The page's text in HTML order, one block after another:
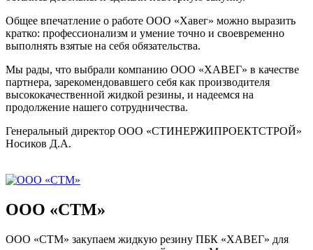
Общее впечатление о работе ООО «Хавег» можно выразить
кратко: профессионализм и умение точно и своевременно
выполнять взятые на себя обязательства.
Мы рады, что выбрали компанию ООО «ХАВЕГ» в качестве
партнера, зарекомендовавшего себя как производителя
высококачественной жидкой резины, и надеемся на
продолжение нашего сотрудничества.
Генеральный директор ООО «СТИНЕРЖИПРОЕКТСТРОЙ»
Носиков Д.А.
ООО «СТМ»
ООО «СТМ» закупаем жидкую резину ПБК «ХАВЕГ» для